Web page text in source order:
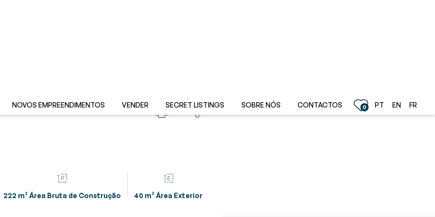
NOVOS EMPREENDIMENTOS VENDER SECRET LISTINGS SOBRE NÓS CONTACTOS 0 PT EN FR
222 m² Área Bruta de Construção 40 m² Área Exterior